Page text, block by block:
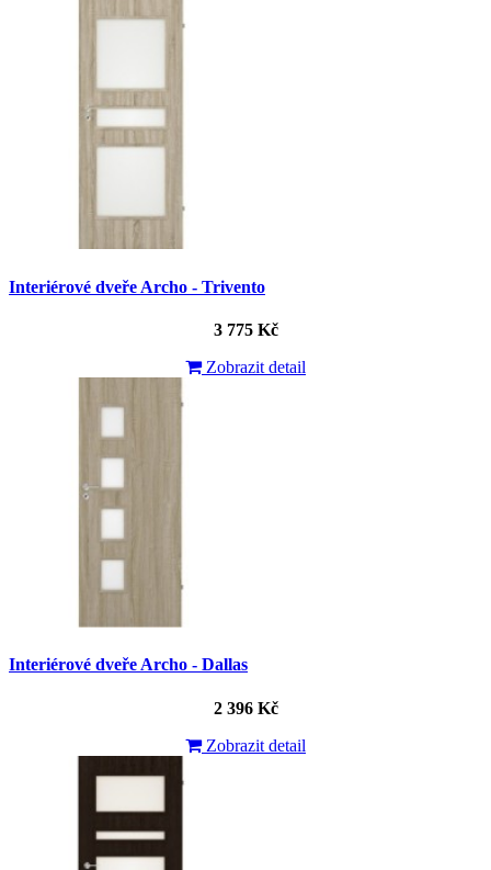
Interiérové dveře Archo - Trivento
3 775 Kč
Zobrazit detail
Interiérové dveře Archo - Dallas
2 396 Kč
Zobrazit detail